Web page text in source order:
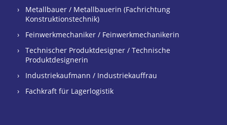
Metallbauer / Metallbauerin (Fachrichtung
Konstruktionstechnik)
Feinwerkmechaniker / Feinwerkmechanikerin
Technischer Produktdesigner / Technische
Produktdesignerin
Industriekaufmann / Industriekauffrau
Fachkraft für Lagerlogistik